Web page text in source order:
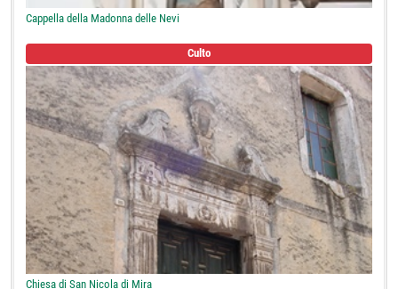
Cappella della Madonna delle Nevi
Culto
Chiesa di San Nicola di Mira